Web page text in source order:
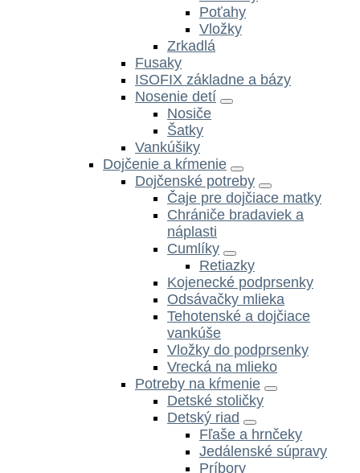
Poťahy
Vložky
Zrkadlá
Fusaky
ISOFIX základne a bázy
Nosenie detí
Nosiče
Šatky
Vankúšiky
Dojčenie a kŕmenie
Dojčenské potreby
Čaje pre dojčiace matky
Chrániče bradaviek a
náplasti
Cumlíky
Retiazky
Kojenecké podprsenky
Odsávačky mlieka
Tehotenské a dojčiace
vankúše
Vložky do podprsenky
Vrecká na mlieko
Potreby na kŕmenie
Detské stoličky
Detský riad
Fľaše a hrnčeky
Jedálenské súpravy
Príbory